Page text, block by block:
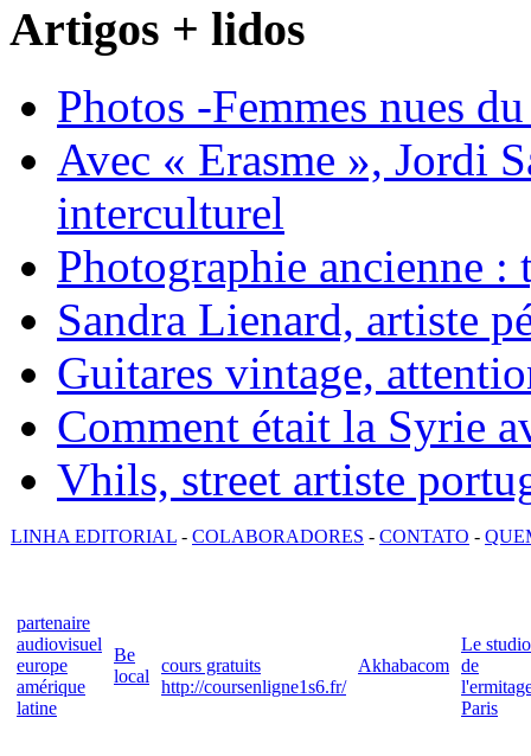
Artigos + lidos
Photos -Femmes nues
Avec « Erasme », Jordi
interculturel
Photographie ancienne :
Sandra Lienard, artiste
Guitares vintage,
Comment était la Syrie
Vhils, street artiste
LINHA EDITORIAL - COLABORADORES - CONTATO -
partenaire
audiovisuel
europe
amérique
latine
Be
local
cours gratuits
http://coursenligne1s6.fr/
Akhabacom
Le studio
de
Paris